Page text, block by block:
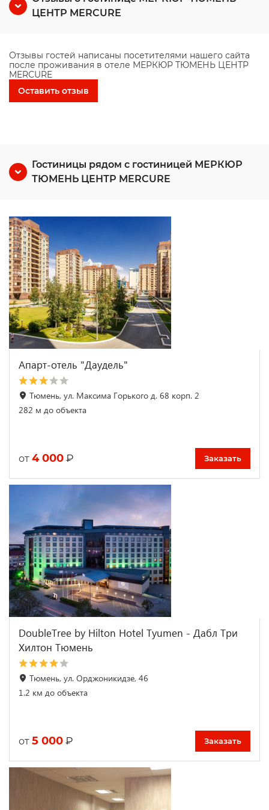
ЦЕНТР MERCURE
Отзывы гостей написаны посетителями нашего сайта
после проживания в отеле МЕРКЮР ТЮМЕНЬ ЦЕНТР
MERCURE
Оставить отзыв
Гостиницы рядом с гостиницей МЕРКЮР
ТЮМЕНЬ ЦЕНТР MERCURE
Апарт-отель "Даудель"
Тюмень, ул. Максима Горького д. 68 корп. 2
282 м до объекта
от 4 000 ₽ Заказать
DoubleTree by Hilton Hotel Tyumen - Дабл Три
Хилтон Тюмень
Тюмень, ул. Орджоникидзе, 46
1.2 км до объекта
от 5 000 ₽ Заказать